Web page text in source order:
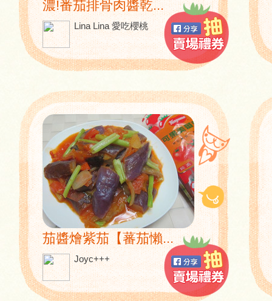
濃!番茄排骨肉醬乾...
Lina Lina 愛吃櫻桃
茄醬燴紫茄【蕃茄懶...
Joyc+++